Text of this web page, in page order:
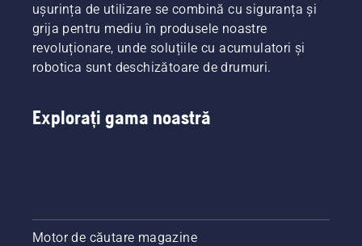
ușurința de utilizare se combină cu siguranța și
grija pentru mediu în produsele noastre
revoluționare, unde soluțiile cu acumulatori și
robotica sunt deschizătoare de drumuri.
Explorați gama noastră
Motor de căutare magazine